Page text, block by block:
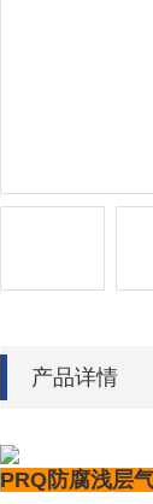
产品详情
PRQ防腐浅层